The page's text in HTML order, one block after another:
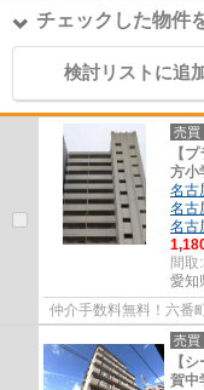
チェックした物件
検討リストに追
売買
【
方小
名古
名古
名古
間取:
愛知
仲介手数料無料！六番
売買
【
賀中